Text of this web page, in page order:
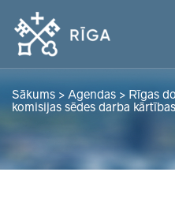
Sākums > Agendas > Rīgas
komisijas sēdes darba